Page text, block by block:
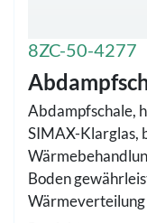
8ZC-50-4277
Abdampfschale,
SIMAX-Klarglas,
Boden
Wärmeverteilung